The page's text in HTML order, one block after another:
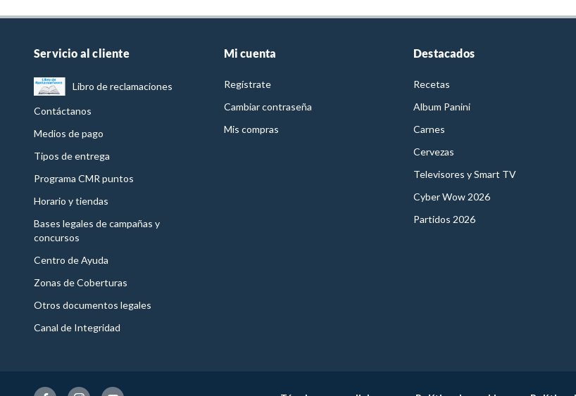
Servicio al cliente
Libro de reclamaciones
Contáctanos
Medios de pago
Tipos de entrega
Programa CMR puntos
Horario y tiendas
Bases legales de campañas y
concursos
Centro de Ayuda
Zonas de Coberturas
Otros documentos legales
Canal de Integridad
Mi cuenta
Regístrate
Cambiar contraseña
Mis compras
Destacados
Recetas
Album Panini
Carnes
Cervezas
Televisores y Smart TV
Cyber Wow 2026
Partidos 2026